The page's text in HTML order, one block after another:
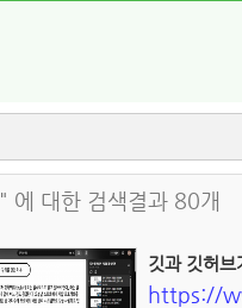
" 에 대한 검색결과 80개
깃과 깃허
https://